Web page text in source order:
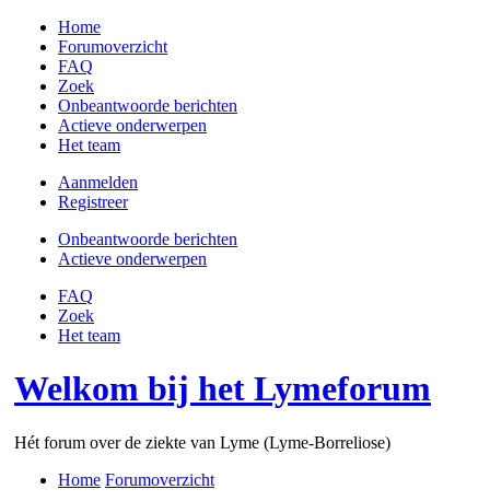
Home
Forumoverzicht
FAQ
Zoek
Onbeantwoorde berichten
Actieve onderwerpen
Het team
Aanmelden
Registreer
Onbeantwoorde berichten
Actieve onderwerpen
FAQ
Zoek
Het team
Welkom bij het Lymeforum
Hét forum over de ziekte van Lyme (Lyme-Borreliose)
Home Forumoverzicht